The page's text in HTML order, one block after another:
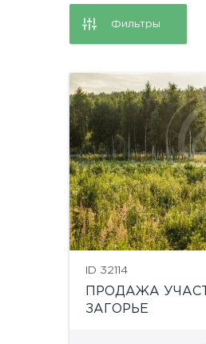
Фильтры
ID 32114
ПРОДАЖА
ЗАГОРЬЕ